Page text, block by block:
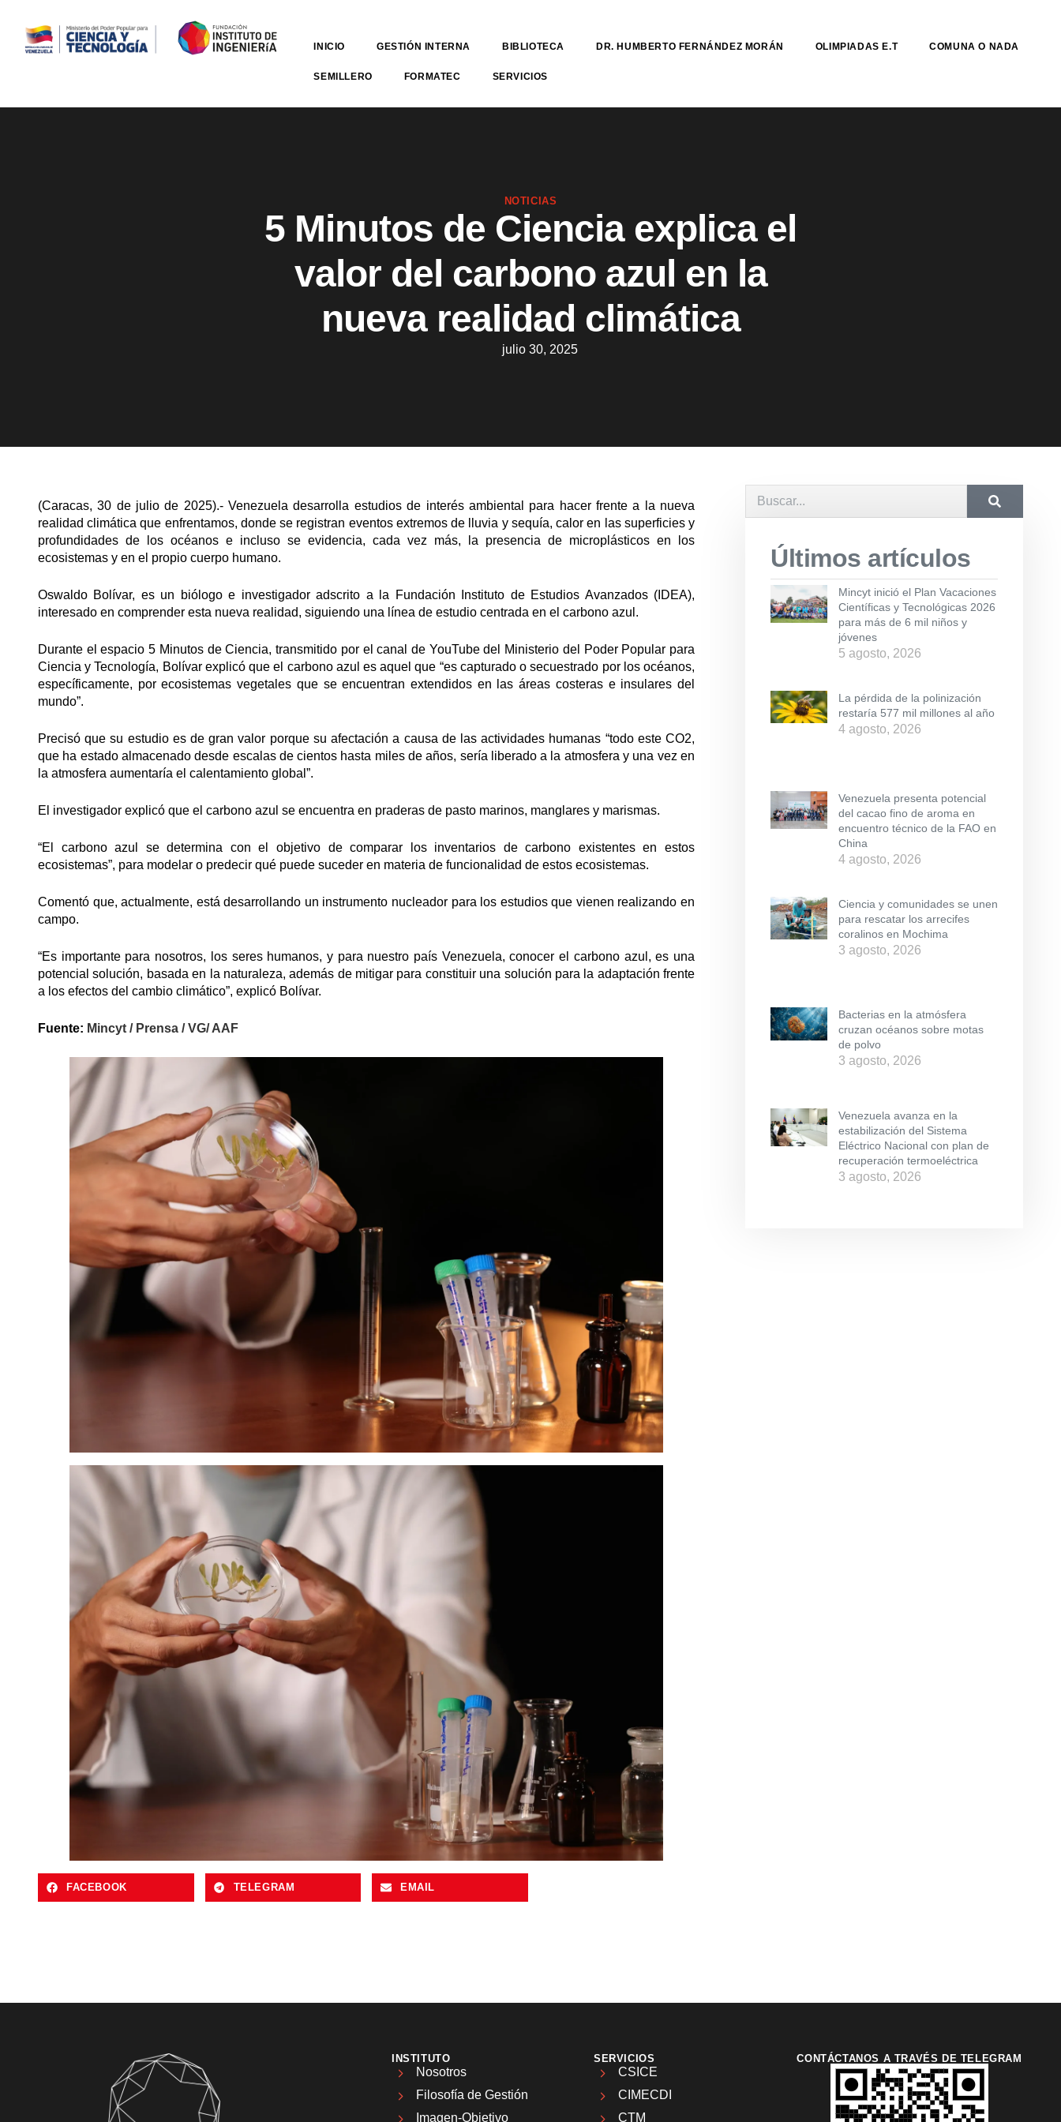
INICIO GESTIÓN INTERNA BIBLIOTECA DR. HUMBERTO FERNÁNDEZ MORÁN OLIMPIADAS E.T COMUNA O NADA
SEMILLERO FORMATEC SERVICIOS
NOTICIAS
5 Minutos de Ciencia explica el
valor del carbono azul en la
nueva realidad climática
julio 30, 2025
(Caracas, 30 de julio de 2025).- Venezuela desarrolla estudios de interés ambiental para hacer frente a la nueva
realidad climática que enfrentamos, donde se registran eventos extremos de lluvia y sequía, calor en las superficies y
profundidades de los océanos e incluso se evidencia, cada vez más, la presencia de microplásticos en los
ecosistemas y en el propio cuerpo humano.
Oswaldo Bolívar, es un biólogo e investigador adscrito a la Fundación Instituto de Estudios Avanzados (IDEA),
interesado en comprender esta nueva realidad, siguiendo una línea de estudio centrada en el carbono azul.
Durante el espacio 5 Minutos de Ciencia, transmitido por el canal de YouTube del Ministerio del Poder Popular para
Ciencia y Tecnología, Bolívar explicó que el carbono azul es aquel que “es capturado o secuestrado por los océanos,
específicamente, por ecosistemas vegetales que se encuentran extendidos en las áreas costeras e insulares del
mundo”.
Precisó que su estudio es de gran valor porque su afectación a causa de las actividades humanas “todo este CO2,
que ha estado almacenado desde escalas de cientos hasta miles de años, sería liberado a la atmosfera y una vez en
la atmosfera aumentaría el calentamiento global”.
El investigador explicó que el carbono azul se encuentra en praderas de pasto marinos, manglares y marismas.
“El carbono azul se determina con el objetivo de comparar los inventarios de carbono existentes en estos
ecosistemas”, para modelar o predecir qué puede suceder en materia de funcionalidad de estos ecosistemas.
Comentó que, actualmente, está desarrollando un instrumento nucleador para los estudios que vienen realizando en
campo.
“Es importante para nosotros, los seres humanos, y para nuestro país Venezuela, conocer el carbono azul, es una
potencial solución, basada en la naturaleza, además de mitigar para constituir una solución para la adaptación frente
a los efectos del cambio climático”, explicó Bolívar.
Fuente: Mincyt / Prensa / VG/ AAF
FACEBOOK TELEGRAM EMAIL
Últimos artículos
Mincyt inició el Plan Vacaciones
Científicas y Tecnológicas 2026
para más de 6 mil niños y
jóvenes
5 agosto, 2026
La pérdida de la polinización
restaría 577 mil millones al año
4 agosto, 2026
Venezuela presenta potencial
del cacao fino de aroma en
encuentro técnico de la FAO en
China
4 agosto, 2026
Ciencia y comunidades se unen
para rescatar los arrecifes
coralinos en Mochima
3 agosto, 2026
Bacterias en la atmósfera
cruzan océanos sobre motas
de polvo
3 agosto, 2026
Venezuela avanza en la
estabilización del Sistema
Eléctrico Nacional con plan de
recuperación termoeléctrica
3 agosto, 2026
INSTITUTO
Nosotros
Filosofía de Gestión
Imagen-Objetivo
SERVICIOS
CSICE
CIMECDI
CTM
CONTÁCTANOS A TRAVÉS DE TELEGRAM